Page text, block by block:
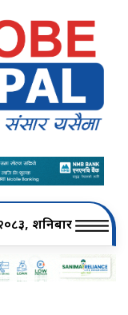
२०८३, शनिबार